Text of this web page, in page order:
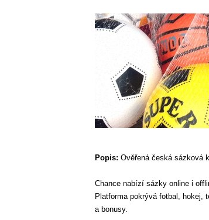
Popis: Ověřená česká sázková
Chance nabízí sázky online i
Platforma pokrývá fotbal, hokej,
a bonusy.